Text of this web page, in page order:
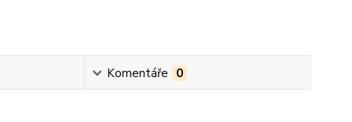
Komentáře 0